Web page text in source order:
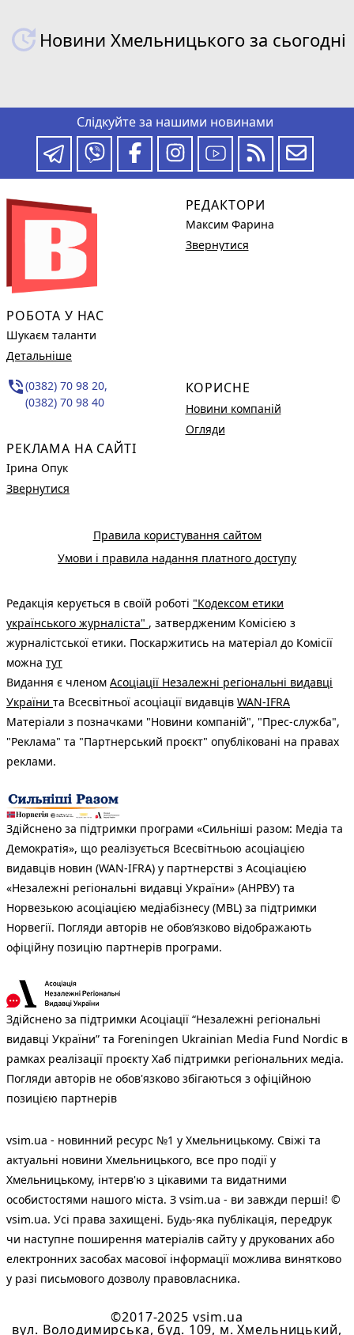
Новини Хмельницького за сьогодні
Слідкуйте за нашими новинами
РОБОТА У НАС
Шукаєм таланти
Детальніше
phone_in_talk(0382) 70 98 20,
(0382) 70 98 40
РЕКЛАМА НА САЙТІ
Ірина Опук
Звернутися
РЕДАКТОРИ
Максим Фарина
Звернутися
КОРИСНЕ
Новини компаній
Огляди
Правила користування сайтом
Умови і правила надання платного доступу
Редакція керується в своїй роботі "Кодексом етики
українського журналіста" , затвердженим Комісією з
журналістської етики. Поскаржитись на матеріал до Комісії
можна тут
Видання є членом Асоціації Незалежні регіональні видавці
України та Всесвітньої асоціації видавців WAN-IFRA
Матеріали з позначками "Новини компаній", "Прес-служба",
"Реклама" та "Партнерський проєкт" опубліковані на правах
реклами.
Здійснено за підтримки програми «Сильніші разом: Медіа та
Демократія», що реалізується Всесвітньою асоціацією
видавців новин (WAN-IFRA) у партнерстві з Асоціацією
«Незалежні регіональні видавці України» (АНРВУ) та
Норвезькою асоціацією медіабізнесу (MBL) за підтримки
Норвегії. Погляди авторів не обов’язково відображають
офіційну позицію партнерів програми.
Здійснено за підтримки Асоціації “Незалежні регіональні
видавці України” та Foreningen Ukrainian Media Fund Nordic в
рамках реалізації проєкту Хаб підтримки регіональних медіа.
Погляди авторів не обов'язково збігаються з офіційною
позицією партнерів
vsim.ua - новинний ресурс №1 у Хмельницькому. Свіжі та
актуальні новини Хмельницького, все про події у
Хмельницькому, інтерв'ю з цікавими та видатними
особистостями нашого міста. З vsim.ua - ви завжди перші! ©
vsim.ua. Усі права захищені. Будь-яка публiкацiя, передрук
чи наступне поширення матеріалів сайту у друкованих або
електронних засобах масової інформації можлива винятково
у разі письмового дозволу правовласника.
©2017-2025 vsim.ua
вул. Володимирська, буд. 109, м. Хмельницький,